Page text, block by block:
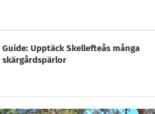
Guide: Upptäck Skellefteås många
skärgårdspärlor